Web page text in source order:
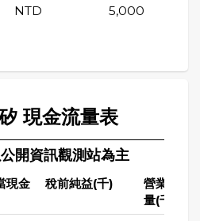
NTD 5,000
現金流量表
開資訊觀測站為主
現金
稅前純益(千)
營業活動
量(千)